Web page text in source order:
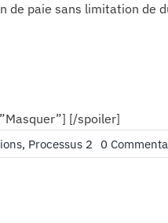
de paie sans limitation de
[/spoiler]
, Processus 2 0